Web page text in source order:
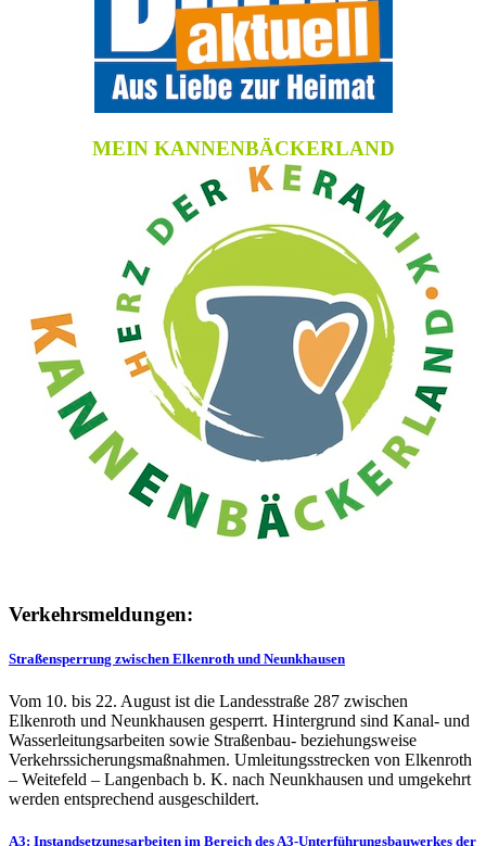
MEIN KANNENBÄCKERLAND
Verkehrsmeldungen:
Straßensperrung zwischen Elkenroth und Neunkhausen
Vom 10. bis 22. August ist die Landesstraße 287 zwischen
Elkenroth und Neunkhausen gesperrt. Hintergrund sind Kanal- und
Wasserleitungsarbeiten sowie Straßenbau- beziehungsweise
Verkehrssicherungsmaßnahmen. Umleitungsstrecken von Elkenroth
– Weitefeld – Langenbach b. K. nach Neunkhausen und umgekehrt
werden entsprechend ausgeschildert.
A3: Instandsetzungsarbeiten im Bereich des A3-Unterführungsbauwerkes der